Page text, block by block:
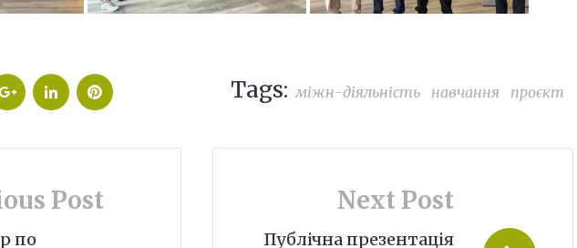
Google+ LinkedIn Pinterest Tags: міжн-діяльність навчання проєкт
Post
по
Next Post
Публічна презентація